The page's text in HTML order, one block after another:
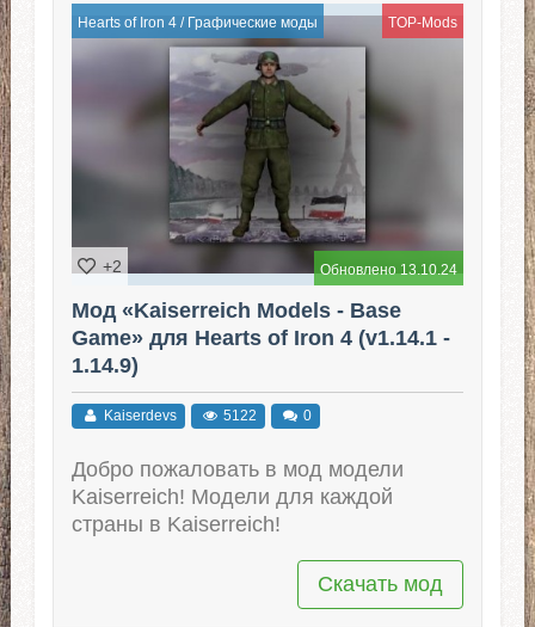
Hearts of Iron 4/ Графические моды TOP-Mods
Обновлено 13.10.24
+2
Мод «Kaiserreich Models - Base
Game» для Hearts of Iron 4 (v1.14.1 -
1.14.9)
Kaiserdevs 5122 0
Добро пожаловать в мод модели
Kaiserreich! Модели для каждой
страны в Kaiserreich!
Скачать мод